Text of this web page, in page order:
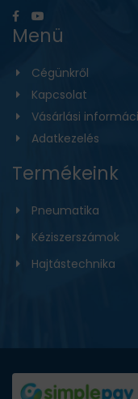
Menü
Cégünkről
Kapcsolat
Vásárlási
Adatkezelés
Termékeink
Pneumatika
Kéziszerszámok
Hajtástechnika